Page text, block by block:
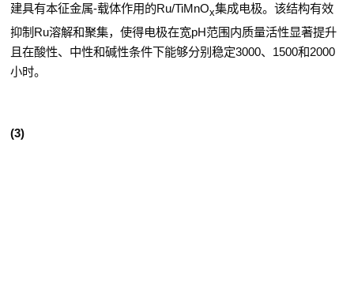
建具有本征金属-载体作用的Ru/TiMnOx集成电极。该结构有效
抑制 Ru溶解和聚集，使得电极在宽pH范围内质量活性显著提升
且在酸性、中性和碱性条件下能够分别稳定3000、 1500和2000
小时。
(3)